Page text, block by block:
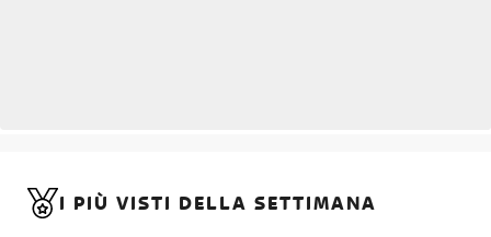
I PIÙ VISTI DELLA SETTIMANA